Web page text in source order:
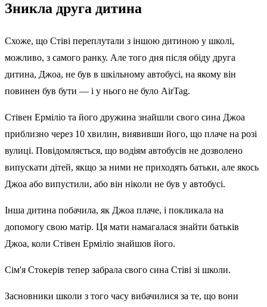
Зникла друга дитина
Схоже, що Стіві переплутали з іншою дитиною у школі,
можливо, з самого ранку. Але того дня після обіду друга
дитина, Джоа, не був в шкільному автобусі, на якому він
повинен був бути — і у нього не було AirTag.
Стівен Ерміліо та його дружина знайшли свого сина Джоа
приблизно через 10 хвилин, виявивши його, що плаче на розі
вулиці. Повідомляється, що водіям автобусів не дозволено
випускати дітей, якщо за ними не приходять батьки, але якось
Джоа або випустили, або він ніколи не був у автобусі.
Інша дитина побачила, як Джоа плаче, і покликала на
допомогу свою матір. Ця мати намагалася знайти батьків
Джоа, коли Стівен Ерміліо знайшов його.
Сім'я Стокерів тепер забрала свого сина Стіві зі школи.
Засновники школи з того часу вибачилися за те, що вони